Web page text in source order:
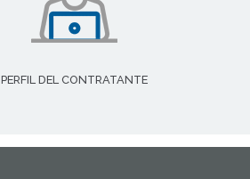
PERFIL DEL CONTRATANTE